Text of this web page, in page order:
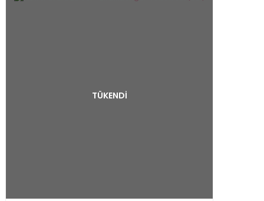
TÜKENDİ